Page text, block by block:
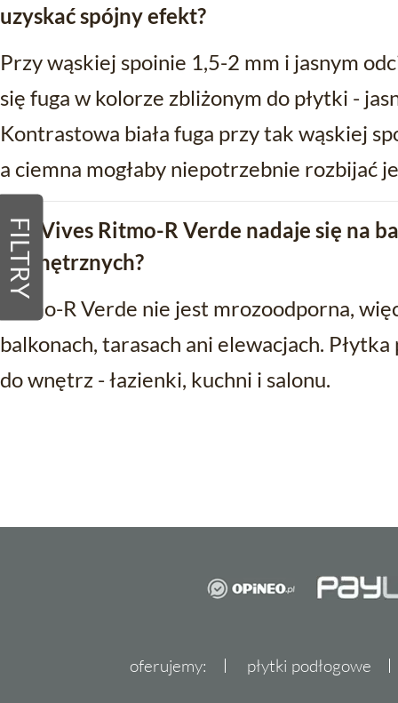
FILTRY
uzyskać spójny efekt?
Przy wąskiej spoinie 1,5-2 mm i jasnym
się fuga w kolorze zbliżonym do płytki -
Kontrastowa biała fuga przy tak wąskiej
a ciemna mogłaby niepotrzebnie rozbijać
Czy Vives Ritmo-R Verde nadaje się na
zewnętrznych?
Ritmo-R Verde nie jest mrozoodporna,
balkonach, tarasach ani elewacjach.
do wnętrz - łazienki, kuchni i salonu.
oferujemy: płytki podłogowe